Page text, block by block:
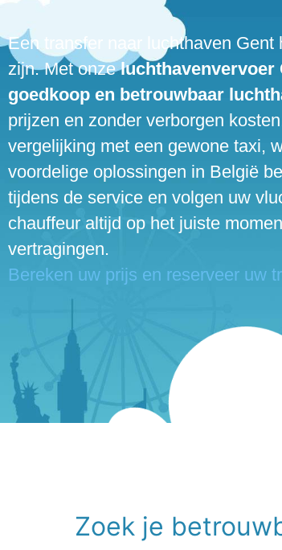
Een transfer naar luchthaven
zijn. Met onzeluchthavenvervoer
goedkoop en betrouwbaar
prijzen en zonder verborgen
vergelijking met een gewone taxi,
voordelige oplossingen in België
tijdens de service en volgen uw
chauffeur altijd op het juiste
vertragingen.
Bereken uw prijs en reserveer uw
Zoek je